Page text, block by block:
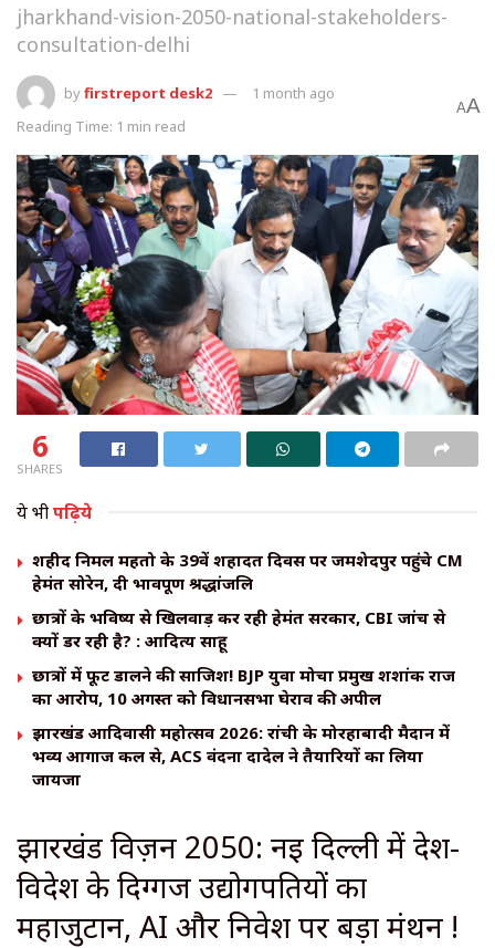
jharkhand-vision-2050-national-stakeholders-
consultation-delhi
byfirstreport desk2
1 month ago
Reading Time: 1 min read
AA
6
SHARES
ये भीपढ़िये
शहीद निर्मल महतो के 39वें शहादत दिवस पर जमशेदपुर पहुंचे CM
हेमंत सोरेन, दी भावपूर्ण श्रद्धांजलि
छात्रों के भविष्य से खिलवाड़ कर रही हेमंत सरकार, CBI जांच से
क्यों डर रही है? : आदित्य साहू
छात्रों में फूट डालने की साजिश! BJP युवा मोर्चा प्रमुख शशांक राज
का आरोप, 10 अगस्त को विधानसभा घेराव की अपील
झारखंड आदिवासी महोत्सव 2026: रांची के मोरहाबादी मैदान में
भव्य आगाज कल से, ACS वंदना दादेल ने तैयारियों का लिया
जायजा
झारखंड विज़न 2050: नई दिल्ली में देश-
विदेश के दिग्गज उद्योगपतियों का
महाजुटान, AI और निवेश पर बड़ा मंथन !